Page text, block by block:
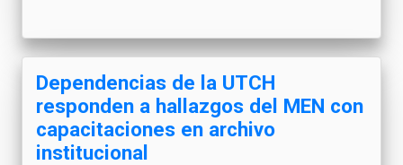
Dependencias de la UTCH
responden a hallazgos del MEN con
capacitaciones en archivo
institucional